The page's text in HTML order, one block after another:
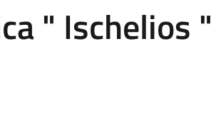
" Ischelios "